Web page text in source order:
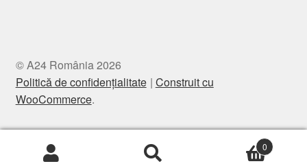
© A24 România 2026
Politică de confidențialitate Construit cu
WooCommerce.
0